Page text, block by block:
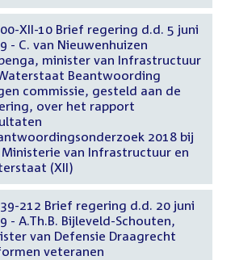
XII-10 Brief regering d.d. 5 juni
- C. van Nieuwenhuizen
minister van Infrastructuur
Beantwoording
commissie, gesteld aan de
over het rapport
2018 bij
van Infrastructuur en
(XII)
212 Brief regering d.d. 20 juni
- A.Th.B. Bijleveld-Schouten,
van Defensie Draagrecht
veteranen